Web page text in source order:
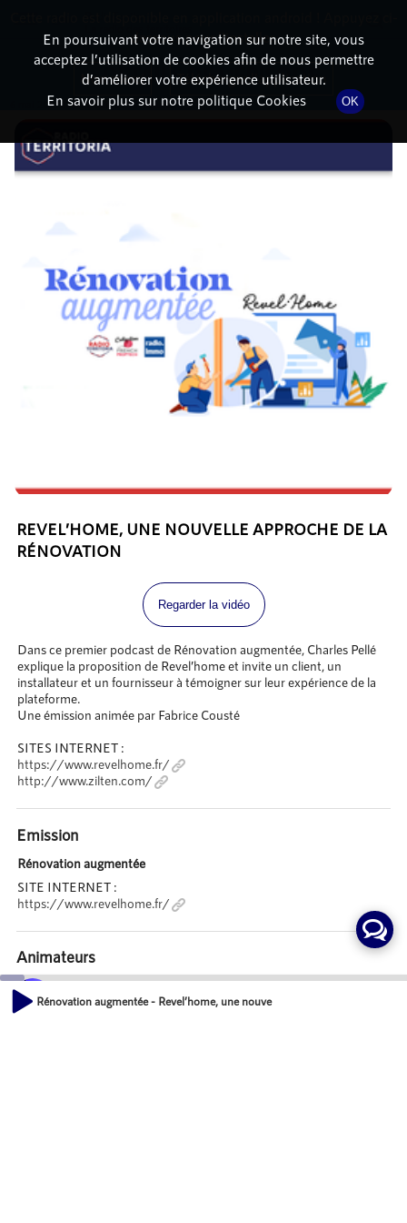
DÉTAILS DE L'ÉPISODE
6 mai 2021à 9h16, durée : 18 minutes
REVEL’HOME, UNE NOUVELLE APPROCHE DE LA
RÉNOVATION
Regarder la vidéo
Dans ce premier podcast de Rénovation augmentée, Charles Pellé
explique la proposition de Revel’home et invite un client, un
installateur et un fournisseur à témoigner sur leur expérience de la
plateforme.
Une émission animée par Fabrice Cousté
SITES INTERNET :
https://www.revelhome.fr/
http://www.zilten.com/
Emission
Rénovation augmentée
SITE INTERNET :
https://www.revelhome.fr/
Animateurs
Fabrice COUSTÉ
Rénovation augmentée - Revel’home, une nouvelle approche de la
En poursuivant votre navigation sur notre site, vous
acceptez l’utilisation de cookies afin de nous permettre
d’améliorer votre expérience utilisateur.
En savoir plus sur notre politique Cookies
OK
dessous pour l'installer.
Non merci Télécharger l'application